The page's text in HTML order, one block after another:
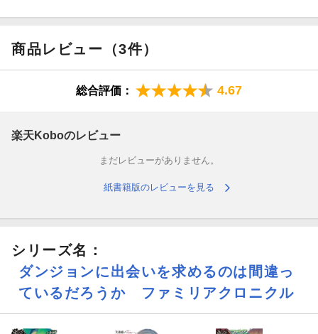
「いつか、本物の黄金に」
挫折と再生を繰り返す黄金の昔日、白兎の繁殖を目論む豊穣大作
※電子版は紙書籍版と一部異なる場合がありますので、あらかじ
商品レビュー（3件）
総合評価： 4.67
楽天Koboのレビュー
まだレビューがありません。
紙書籍版のレビューを見る
シリーズ名：
ダンジョンに出会いを求めるのは間違っ
ているだろうか ファミリアクロニクル